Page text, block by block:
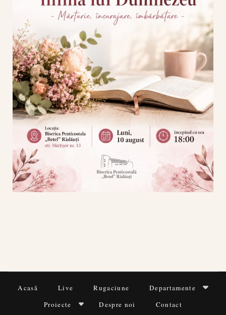
Acasă Live Rugaciune
Departamente
Proiecte
Despre noi Contact